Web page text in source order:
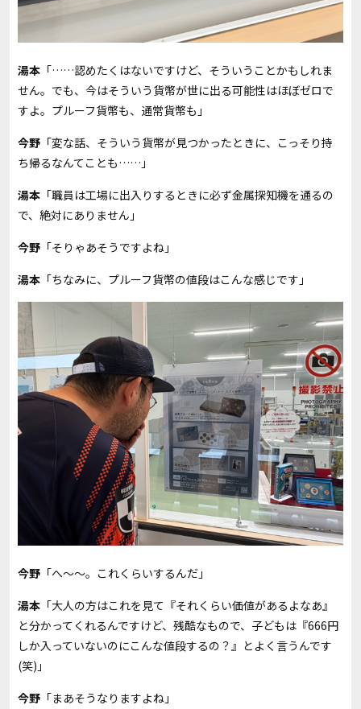
湯本 「……認めたくはないですけど、そういうことかもしれま
せん。でも、今はそういう貨幣が世に出る可能性はほぼゼロで
すよ。プルーフ貨幣も、通常貨幣も」
今野 「変な話、そういう貨幣が見つかったときに、こっそり持
ち帰るなんてことも……」
湯本 「職員は工場に出入りするときに必ず金属探知機を通るの
で、絶対にありません」
今野 「そりゃあそうですよね」
湯本 「ちなみに、プルーフ貨幣の値段はこんな感じです」
今野 「へ～～。これくらいするんだ」
湯本 「大人の方はこれを見て『それくらい価値があるよなあ』
と分かってくれるんですけど、残酷なもので、子どもは『666円
しか入っていないのにこんな値段するの？』とよく言うんです
(笑)」
今野 「まあそうなりますよね」